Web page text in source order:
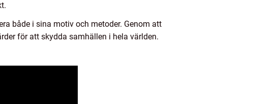
både i sina motiv och metoder. Genom att
för att skydda samhällen i hela världen.